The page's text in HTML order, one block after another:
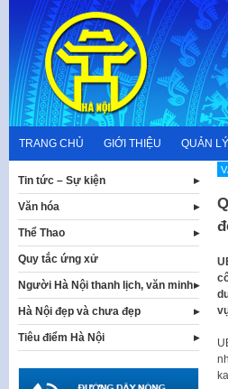
content
TRANG CHỦ GIỚI THIỆU QUẢN
Tin tức – Sự kiện
Văn hóa
Thể Thao
Quy tắc ứng xử
Người Hà Nội thanh lịch, văn minh
Hà Nội đẹp và chưa đẹp
Tiêu điểm Hà Nội